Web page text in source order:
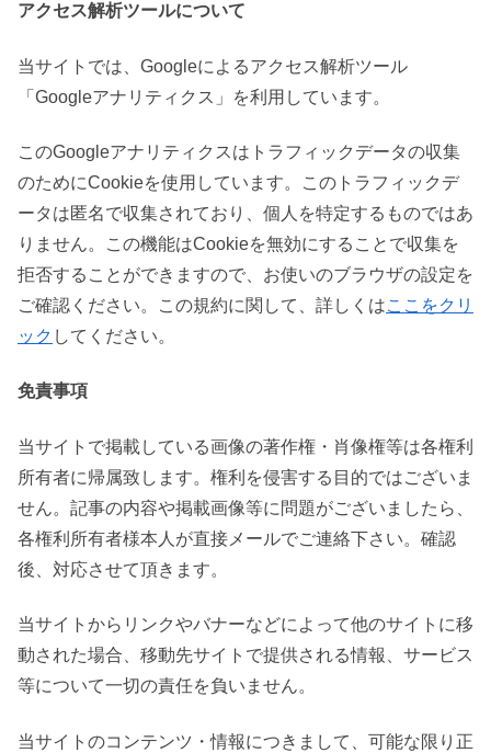
アクセス解析ツールについて
当サイトでは、Googleによるアクセス解析ツール
「Googleアナリティクス」を利用しています。
このGoogleアナリティクスはトラフィックデータの収集
のためにCookieを使用しています。このトラフィックデ
ータは匿名で収集されており、個人を特定するものではあ
りません。この機能はCookieを無効にすることで収集を
拒否することができますので、お使いのブラウザの設定を
ご確認ください。この規約に関して、詳しくはここをクリ
ック してください。
免責事項
当サイトで掲載している画像の著作権・肖像権等は各権利
所有者に帰属致します。権利を侵害する目的ではございま
せん。記事の内容や掲載画像等に問題がございましたら、
各権利所有者様本人が直接メールでご連絡下さい。確認
後、対応させて頂きます。
当サイトからリンクやバナーなどによって他のサイトに移
動された場合、移動先サイトで提供される情報、サービス
等について一切の責任を負いません。
当サイトのコンテンツ・情報につきまして、可能な限り正